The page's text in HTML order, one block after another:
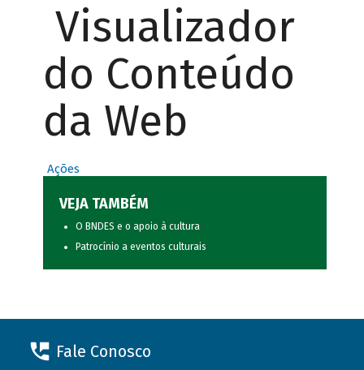
Visualizador
do Conteúdo
da Web
Ações
VEJA TAMBÉM
O BNDES e o apoio à cultura
Patrocínio a eventos culturais
Fale Conosco